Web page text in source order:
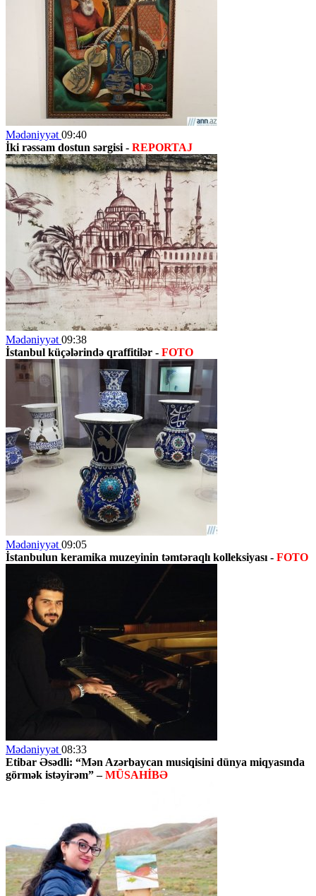
Mədəniyyət 09:40
İki rəssam dostun sərgisi - REPORTAJ
Mədəniyyət 09:38
İstanbul küçələrində qraffitilər - FOTO
Mədəniyyət 09:05
İstanbulun keramika muzeyinin təmtəraqlı kolleksiyası - FOTO
Mədəniyyət 08:33
Etibar Əsədli: “Mən Azərbaycan musiqisini dünya miqyasında
görmək istəyirəm” –MÜSAHİBƏ